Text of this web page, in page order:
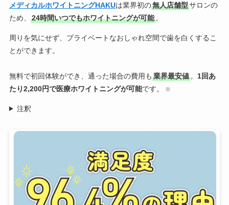
メディカルホワイトニングHAKUは業界初の無人店舗型サロンの
ため、
24時間いつでもホワイトニングが可能。
周りを気にせず、プライベートなおしゃれ空間で歯を白くするこ
とができます。
無料で初回体験ができ、通った場合の費用も 業界最安値。 1回あ
たり2,200円で医療ホワイトニングが可能です。 ※
注釈